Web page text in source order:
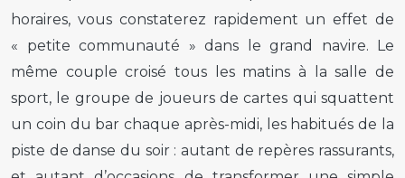
horaires, vous constaterez rapidement un effet de
« petite communauté » dans le grand navire. Le
même couple croisé tous les matins à la salle de
sport, le groupe de joueurs de cartes qui squattent
un coin du bar chaque après-midi, les habitués de la
piste de danse du soir : autant de repères rassurants,